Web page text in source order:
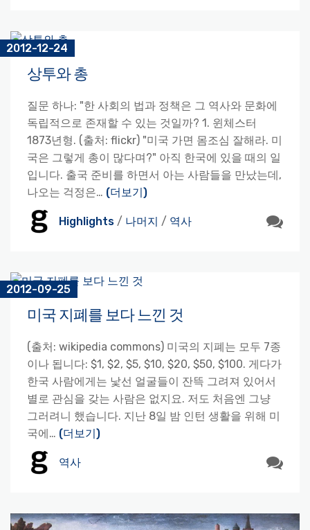
2012-12-24
상투와 총
질문 하나: "한 사회의 법과 정책은 그 역사와 문화에
독립적으로 존재할 수 있는 것일까? 1. 윈체스터
1873년형. (출처: flickr) "미국 가면 몸조심 잘해라. 미
국은 그렇게 총이 많다며?" 아직 한국에 있을 때의 일
입니다. 출국 준비를 하면서 아는 사람들을 만났는데,
나오는 걱정은… (더보기)
Highlights / 나머지 / 역사
2012-09-25
미국 지폐를 보다 느낀 것
(출처: wikipedia commons) 미국의 지폐는 모두 7종
이나 됩니다: $1, $2, $5, $10, $20, $50, $100. 게다가
한국 사람에게는 낯선 얼굴들이 잔뜩 그려져 있어서
별로 관심을 갖는 사람은 없지요. 저도 처음엔 그냥
그러려니 했습니다. 지난 8일 밤 인턴 생활을 위해 미
국에… (더보기)
역사